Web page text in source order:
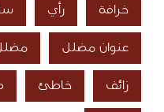
خرافة رأي
عنوان مضلل
زائف خاطئ